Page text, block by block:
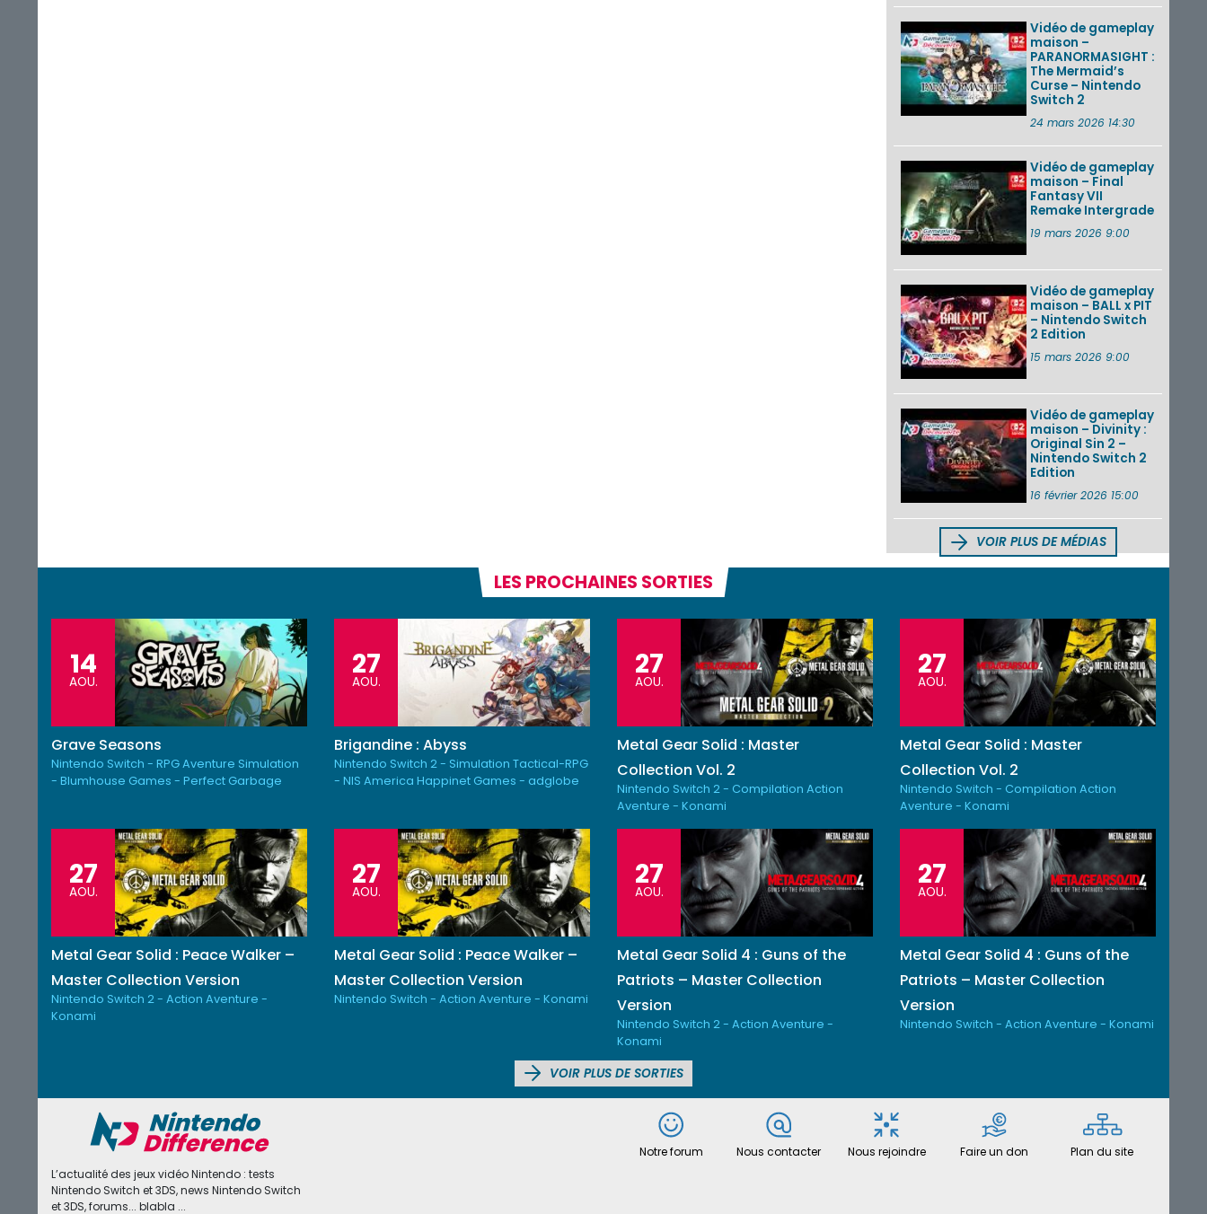
Vidéo de gameplay
maison –
PARANORMASIGHT :
The Mermaid’s
Curse – Nintendo
Switch 2
24 mars 2026 14:30
Vidéo de gameplay
maison – Final
Fantasy VII
Remake Intergrade
19 mars 2026 9:00
Vidéo de gameplay
maison – BALL x PIT
– Nintendo Switch
2 Edition
15 mars 2026 9:00
Vidéo de gameplay
maison – Divinity :
Original Sin 2 –
Nintendo Switch 2
Edition
16 février 2026 15:00
VOIR PLUS DE MÉDIAS
LES PROCHAINES SORTIES
14
AOU.
Grave Seasons
Nintendo Switch - RPG Aventure Simulation
- Blumhouse Games - Perfect Garbage
27
AOU.
Brigandine : Abyss
Nintendo Switch 2 - Simulation Tactical-RPG
- NIS America Happinet Games - adglobe
27
AOU.
Metal Gear Solid : Master
Collection Vol. 2
Nintendo Switch 2 - Compilation Action
Aventure - Konami
27
AOU.
Metal Gear Solid : Master
Collection Vol. 2
Nintendo Switch - Compilation Action
Aventure - Konami
27
AOU.
Metal Gear Solid : Peace Walker –
Master Collection Version
Nintendo Switch 2 - Action Aventure -
Konami
27
AOU.
Metal Gear Solid : Peace Walker –
Master Collection Version
Nintendo Switch - Action Aventure - Konami
27
AOU.
Metal Gear Solid 4 : Guns of the
Patriots – Master Collection
Version
Nintendo Switch 2 - Action Aventure -
Konami
27
AOU.
Metal Gear Solid 4 : Guns of the
Patriots – Master Collection
Version
Nintendo Switch - Action Aventure - Konami
VOIR PLUS DE SORTIES
L’actualité des jeux vidéo Nintendo : tests
Nintendo Switch et 3DS, news Nintendo Switch
et 3DS, forums... blabla ...
Notre forum Nous contacter Nous rejoindre Faire un don Plan du site